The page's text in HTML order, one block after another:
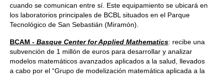
cuando se comunican entre sí. Este equipamiento se ubicará en
los laboratorios principales de BCBL situados en el Parque
Tecnológico de San Sebastián (Miramón).
BCAM - Basque Center for Applied Mathematics: recibe una
subvención de 1 millón de euros para desarrollar y analizar
modelos matemáticos avanzados aplicados a la salud, llevados
a cabo por el “Grupo de modelización matemática aplicada a la